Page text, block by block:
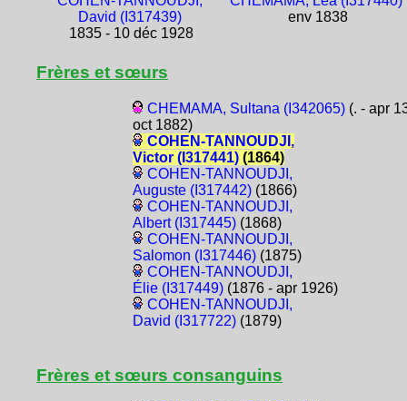
David (I317439)
1835 - 10 déc 1928
env 1838
Frères et sœurs
CHEMAMA, Sultana (I342065)(. - apr
oct 1882)
COHEN-TANNOUDJI,
Victor (I317441)(1864)
COHEN-TANNOUDJI,
Auguste (I317442)(1866)
COHEN-TANNOUDJI,
Albert (I317445)(1868)
COHEN-TANNOUDJI,
Salomon (I317446)(1875)
COHEN-TANNOUDJI,
Élie (I317449)(1876 - apr 1926)
COHEN-TANNOUDJI,
David (I317722)(1879)
Frères et sœurs consanguins